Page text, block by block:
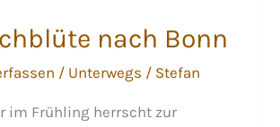
nach Bonn
/ Unterwegs / Stefan
im Frühling herrscht zur